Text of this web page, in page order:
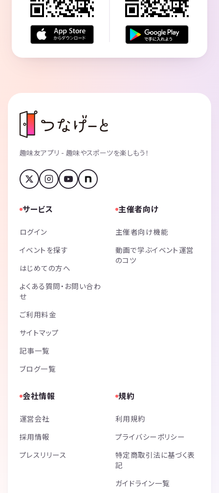
趣味友アプリ - 趣味やスポーツを楽しもう！
サービス
ログイン
イベントを探す
はじめての方へ
よくある質問・お問い合わ
せ
ご利用料金
サイトマップ
記事一覧
ブログ一覧
主催者向け
主催者向け機能
動画で学ぶイベント運営
のコツ
会社情報
運営会社
採用情報
プレスリリース
規約
利用規約
プライバシーポリシー
特定商取引法に基づく表
記
ガイドライン一覧